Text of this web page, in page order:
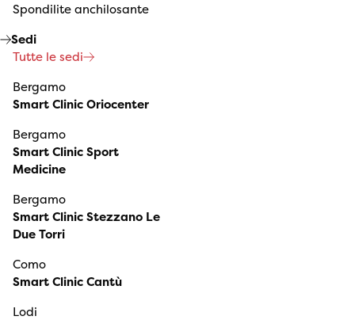
Spondilite anchilosante
Sedi
Tutte le sedi
Bergamo
Smart Clinic Oriocenter
Bergamo
Smart Clinic Sport
Medicine
Bergamo
Smart Clinic Stezzano Le
Due Torri
Como
Smart Clinic Cantù
Lodi